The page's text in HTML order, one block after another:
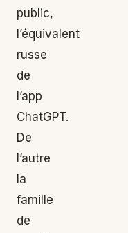
public,
l’équivalent
russe
de
l’app
ChatGPT.
De
l’autre
la
famille
de